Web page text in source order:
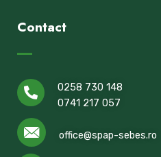
Contact
0258 730 148
0741 217 057
office@spap-sebes.ro